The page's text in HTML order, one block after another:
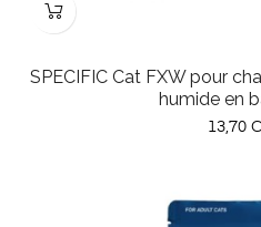
SPECIFIC Cat FXW pour
humide en
Prix
13,70